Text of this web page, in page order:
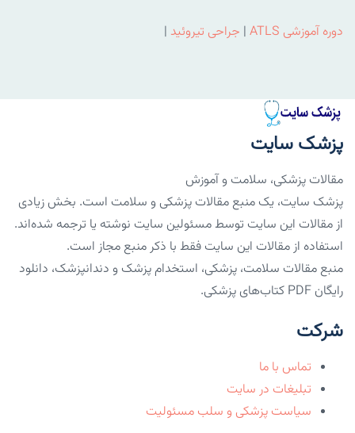
دوره آموزشی ATLS | جراحی تیروئید |
پزشک سایت
مقالات پزشکی، سلامت و آموزش
پزشک سایت، یک منبع مقالات پزشکی و سلامت است. بخش زیادی
از مقالات این سایت توسط مسئولین سایت نوشته یا ترجمه شده‌اند.
استفاده از مقالات این سایت فقط با ذکر منبع مجاز است.
منبع مقالات سلامت، پزشکی، استخدام پزشک و دندانپزشک، دانلود
رایگان PDF کتاب‌های پزشکی.
شرکت
تماس با ما
تبلیغات در سایت
سیاست پزشکی و سلب مسئولیت